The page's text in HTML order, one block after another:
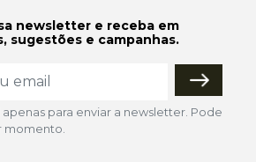
newsletter e receba em
sugestões e campanhas.
apenas para enviar a newsletter. Pode
momento.